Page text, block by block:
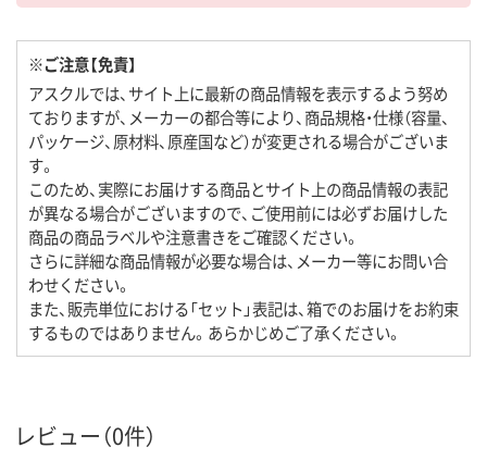
※ご注意【免責】
アスクルでは、サイト上に最新の商品情報を表示するよう努め
ておりますが、メーカーの都合等により、商品規格・仕様（容量、
パッケージ、原材料、原産国など）が変更される場合がございま
す。
このため、実際にお届けする商品とサイト上の商品情報の表記
が異なる場合がございますので、ご使用前には必ずお届けした
商品の商品ラベルや注意書きをご確認ください。
さらに詳細な商品情報が必要な場合は、メーカー等にお問い合
わせください。
また、販売単位における「セット」表記は、箱でのお届けをお約束
するものではありません。あらかじめご了承ください。
レビュー（0件）